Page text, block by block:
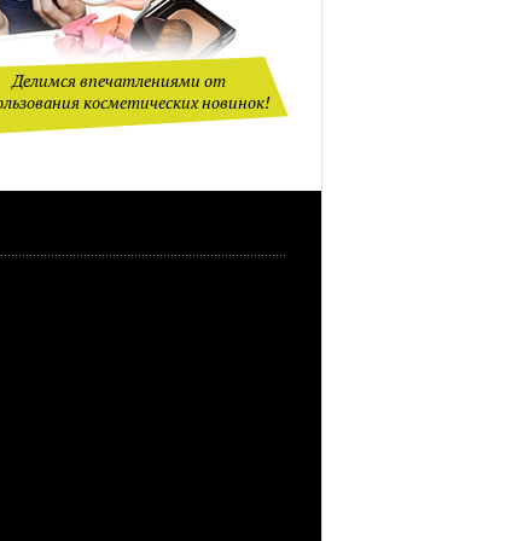
Делимся впечатлениями от
косметических новинок!